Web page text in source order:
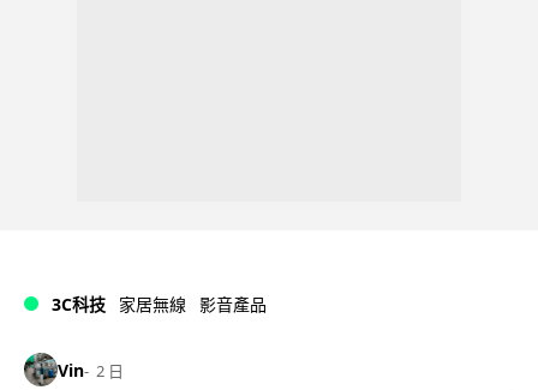
3C科技 家居無線 影音產品
Vin 2 日